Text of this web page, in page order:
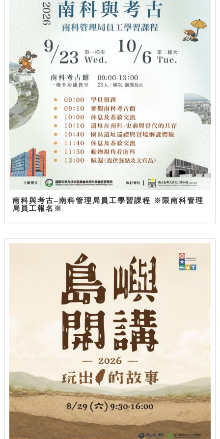
南科與考古–南科管理局員工學習課程 ※限南科管理
局員工報名※